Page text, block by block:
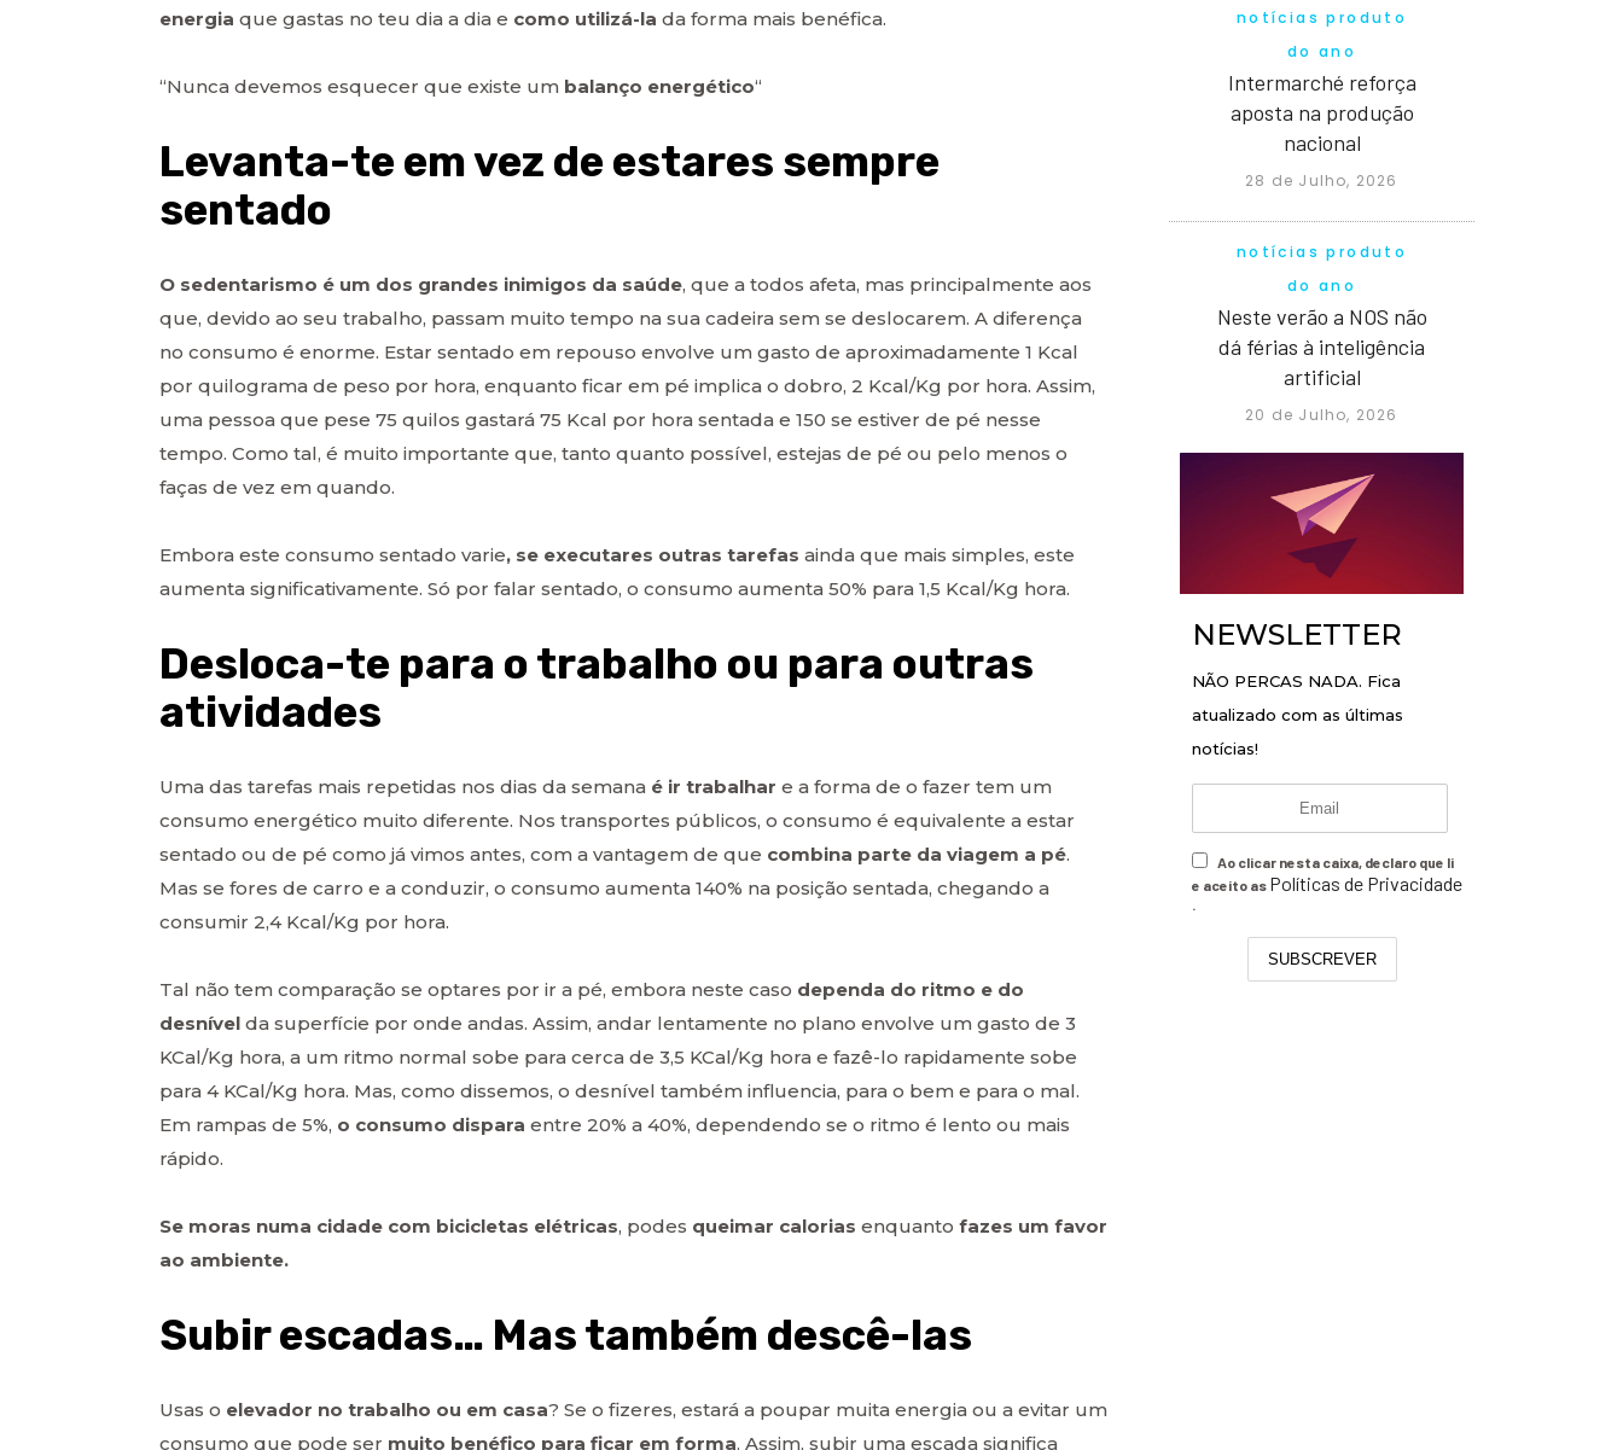
energia que gastas no teu dia a dia e como utilizá-la da forma mais benéfica.
“Nunca devemos esquecer que existe um balanço energético“
Levanta-te em vez de estares sempre
sentado
O sedentarismo é um dos grandes inimigos da saúde, que a todos afeta, mas principalmente aos
que, devido ao seu trabalho, passam muito tempo na sua cadeira sem se deslocarem. A diferença
no consumo é enorme. Estar sentado em repouso envolve um gasto de aproximadamente 1 Kcal
por quilograma de peso por hora, enquanto ficar em pé implica o dobro, 2 Kcal/Kg por hora. Assim,
uma pessoa que pese 75 quilos gastará 75 Kcal por hora sentada e 150 se estiver de pé nesse
tempo. Como tal, é muito importante que, tanto quanto possível, estejas de pé ou pelo menos o
faças de vez em quando.
Embora este consumo sentado varie, se executares outras tarefas ainda que mais simples, este
aumenta significativamente. Só por falar sentado, o consumo aumenta 50% para 1,5 Kcal/Kg hora.
Desloca-te para o trabalho ou para outras
atividades
Uma das tarefas mais repetidas nos dias da semana é ir trabalhar e a forma de o fazer tem um
consumo energético muito diferente. Nos transportes públicos, o consumo é equivalente a estar
sentado ou de pé como já vimos antes, com a vantagem de que combina parte da viagem a pé.
Mas se fores de carro e a conduzir, o consumo aumenta 140% na posição sentada, chegando a
consumir 2,4 Kcal/Kg por hora.
Tal não tem comparação se optares por ir a pé, embora neste caso dependa do ritmo e do
desnível da superfície por onde andas. Assim, andar lentamente no plano envolve um gasto de 3
KCal/Kg hora, a um ritmo normal sobe para cerca de 3,5 KCal/Kg hora e fazê-lo rapidamente sobe
para 4 KCal/Kg hora. Mas, como dissemos, o desnível também influencia, para o bem e para o mal.
Em rampas de 5%, o consumo dispara entre 20% a 40%, dependendo se o ritmo é lento ou mais
rápido.
Se moras numa cidade com bicicletas elétricas, podes queimar calorias enquanto fazes um favor
ao ambiente.
Subir escadas… Mas também descê-las
Usas o elevador no trabalho ou em casa? Se o fizeres, estará a poupar muita energia ou a evitar um
consumo que pode ser muito benéfico para ficar em forma. Assim, subir uma escada significa
notícias produto
do ano
Intermarché reforça
aposta na produção
nacional
28 de Julho, 2026
notícias produto
do ano
Neste verão a NOS não
dá férias à inteligência
artificial
20 de Julho, 2026
NEWSLETTER
NÃO PERCAS NADA. Fica
atualizado com as últimas
notícias!
Ao clicar nesta caixa, declaro que li
e aceito as Políticas de Privacidade
.
SUBSCREVER